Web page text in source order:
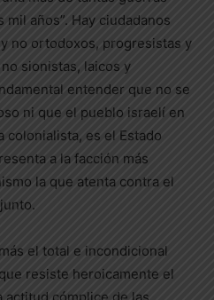
años”. Hay ciudadanos
no ortodoxos, progresistas y
sionistas, laicos y
entender que no se
ni que el pueblo israelí en
colonialista, es el Estado
a la facción más
la que atenta contra el
el total e incondicional
resiste heroicamente el